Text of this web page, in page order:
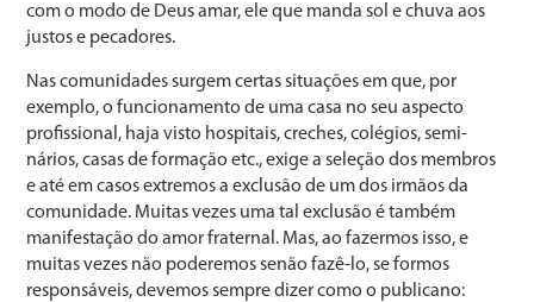
com o modo de Deus amar, ele que manda sol e chuva aos
justos e pecadores.
Nas comunidades surgem certas situações em que, por
exemplo, o funcionamento de uma casa no seu aspecto
profissional, haja visto hospitais, creches, colégios, semi­
nários, casas de formação etc., exige a seleção dos mem­bros
e até em casos extremos a exclusão de um dos ir­mãos da
comunidade. Muitas vezes uma tal exclusão é também
manifestação do amor fraternal. Mas, ao fazer­mos isso, e
muitas vezes não poderemos senão fazê-lo, se formos
responsáveis, devemos sempre dizer como o pu­blicano: